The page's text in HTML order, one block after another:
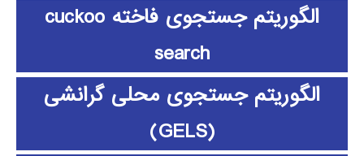
الگوریتم جستجوی فاخته cuckoo
search
الگوریتم جستجوی محلی گرانشی
(GELS)